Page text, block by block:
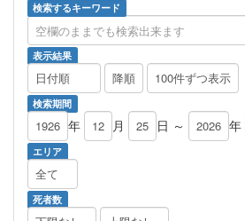
検索するキーワード
表示結果
検索期間
年 月 日 ～ 年
エリア
死者数